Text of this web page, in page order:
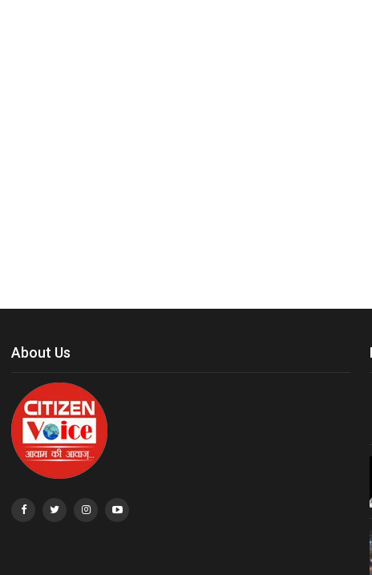
About Us